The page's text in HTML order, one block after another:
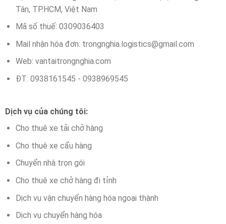
Tân, TP.HCM, Việt Nam
Mã số thuế: 0309036403
Mail nhận hóa đơn: trongnghia.logistics@gmail.com
Web: vantaitrongnghia.com
ĐT: 0938161545 - 0938969545
Dịch vụ của chúng tôi:
Cho thuê xe tải chở hàng
Cho thuê xe cẩu hàng
Chuyển nhà trọn gói
Cho thuê xe chở hàng đi tỉnh
Dịch vụ vận chuyển hàng hóa ngoại thành
Dịch vụ chuyển hàng hóa